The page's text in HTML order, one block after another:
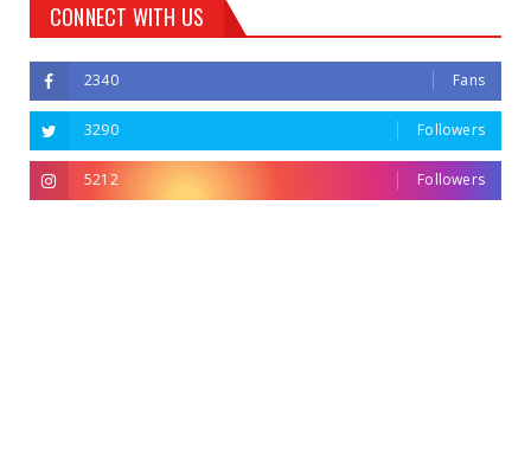
CONNECT WITH US
2340 Fans
3290 Followers
5212 Followers